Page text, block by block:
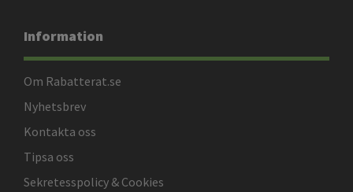
Information
Om Rabatterat.se
Nyhetsbrev
Kontakta oss
Tipsa oss
Sekretesspolicy & Cookies